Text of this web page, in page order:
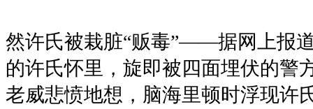
然许氏被栽脏“贩毒”——据网上报
的许氏怀里，旋即被四面埋伏的警
老威悲愤地想，脑海里顿时浮现许